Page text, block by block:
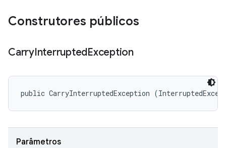
Construtores públicos
CarryInterruptedException
public CarryInterruptedException
Parâmetros